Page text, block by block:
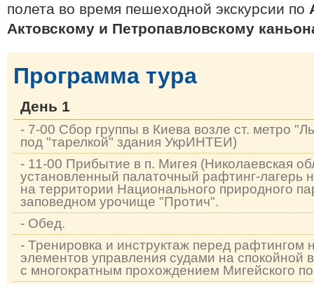
полета во время пешеходной экскурсии по
Актовскому и Петропавловскому
Программа тура
День 1
- 7-00 Сбор группы в Киева возле ст. метро
под "тарелкой" здания УкрИНТЕИ)
- 11-00 Прибытие в п. Мигея (Николаевская
установленный палаточный рафтинг-лагерь
на территории Национального природного
заповедном урочище "Протич".
- Обед.
- Тренировка и инструктаж перед
элементов управления судами на
с многократным прохождением Мигейского